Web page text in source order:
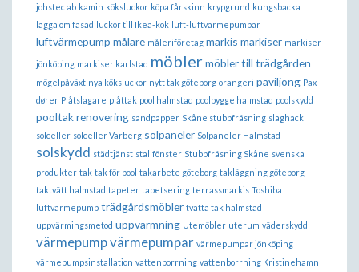
johstec ab kamin köksluckor köpa fårskinn krypgrund kungsbacka
lägga om fasad luckor till Ikea-kök luft-luftvärmepumpar
luftvärmepump målare måleriföretag markis markiser markiser
jönköping markiser karlstad möblermöbler till trädgården
mögelpåväxt nya köksluckor nytt tak göteborg orangeri paviljong Pax
dører Plåtslagare plåttak pool halmstad poolbygge halmstad poolskydd
pooltakrenovering sandpapper Skåne stubbfräsning slaghack
solceller solceller Varberg solpaneler Solpaneler Halmstad
solskydd städtjänst stallfönster Stubbfräsning Skåne svenska
produkter tak tak för pool takarbete göteborg takläggning göteborg
taktvätt halmstad tapeter tapetsering terrassmarkis Toshiba
luftvärmepump trädgårdsmöbler tvätta tak halmstad
uppvärmingsmetod uppvärmning Utemöbler uterum väderskydd
värmepumpvärmepumpar värmepumpar jönköping
värmepumpsinstallation vattenborrning vattenborrning Kristinehamn